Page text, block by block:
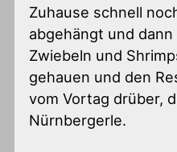
Zuhause schnell
abgehängt und
Zwiebeln und
gehauen und den
vom Vortag drüber,
Nürnbergerle.